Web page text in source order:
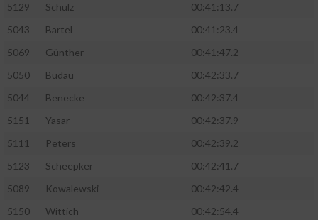
5129
Schulz
00:41:13.7
5043
Bartel
00:41:23.4
5069
Günther
00:41:47.2
5050
Budau
00:42:33.7
5044
Benecke
00:42:37.4
5151
Yasar
00:42:37.9
5111
Peters
00:42:39.2
5123
Scheepker
00:42:41.7
5089
Kowalewski
00:42:42.4
5150
Wittich
00:42:54.4